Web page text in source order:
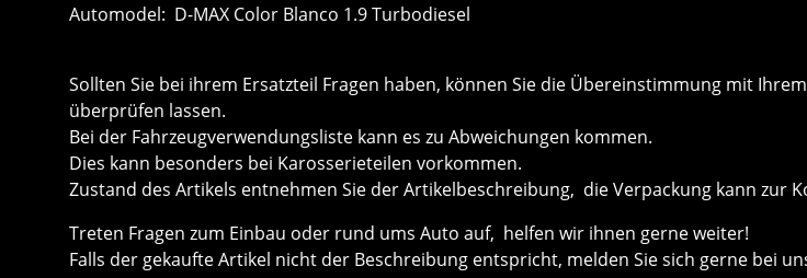
Automodel: D-MAX Color Blanco 1.9 Turbodiesel
Sollten Sie bei ihrem Ersatzteil Fragen haben, können Sie die Übereinstimmung mit
überprüfen lassen.
Bei der Fahrzeugverwendungsliste kann es zu Abweichungen kommen.
Dies kann besonders bei Karosserieteilen vorkommen.
Zustand des Artikels entnehmen Sie der Artikelbeschreibung, die Verpackung kann zur
Treten Fragen zum Einbau oder rund ums Auto auf, helfen wir ihnen gerne weiter!
Falls der gekaufte Artikel nicht der Beschreibung entspricht, melden Sie sich gerne bei